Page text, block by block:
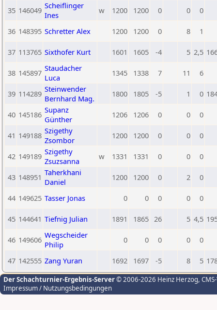
35 146049 Scheiflinger
Ines
w 1200 1200 0 0 0
36 148395 Schretter Alex 1200 1200 0 8 1
37 113765 Sixthofer Kurt 1601 1605 -4 5 2,5
38 145897 Staudacher
Luca
1345 1338 7 11 6
39 114289 Steinwender
Bernhard Mag.
1800 1805 -5 1 0
40 145186 Supanz
Günther
1206 1206 0 0 0
41 149188 Szigethy
Zsombor
1200 1200 0 0 0
42 149189 Szigethy
Zsuzsanna
w 1331 1331 0 0 0
43 148951 Taherkhani
Daniel
1200 1200 0 2 0
44 149625 Tasser Jonas 0 0 0 0 0
45 144641 Tiefnig Julian 1891 1865 26 5 4,5
46 149606 Wegscheider
Philip
0 0 0 0 0
47 142555 Zang Yuran 1692 1697 -5 8 5
Der Schachturnier-Ergebnis-Server© 2006-2026 Heinz Herzog,
Impressum / Nutzungsbedingungen